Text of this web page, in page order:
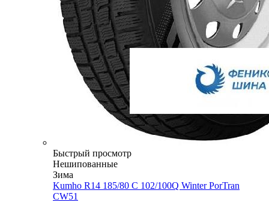
Быстрый просмотр
Нешипованные
Зима
Kumho R14 185/80 C 102/100Q Winter PorTran
CW51